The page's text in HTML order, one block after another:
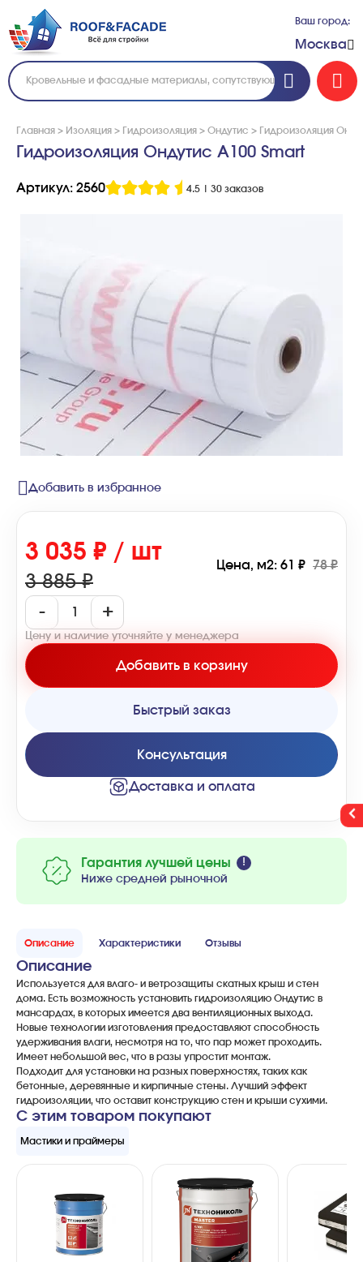
Ваш город:
Москва
Главная > Изоляция > Гидроизоляция > Ондутис > Гидроизоляция
Гидроизоляция Ондутис А100 Smart
Артикул: 2560 4.5 30 заказов
Добавить в избранное
Гарантия лучшей цены
Ниже средней рыночной
3 035 ₽ / шт
3 885 ₽
Цена, м2: 61 ₽ 78 ₽
- +
Цену и наличие уточняйте у менеджера
Добавить в корзину
Быстрый заказ
Консультация
Доставка и оплата
Описание Характеристики Отзывы
Описание
Используется для влаго- и ветрозащиты скатных крыш и стен
дома. Есть возможность установить гидроизоляцию Ондутис в
мансардах, в которых имеется два вентиляционных выхода.
Новые технологии изготовления предоставляют способность
удерживания влаги, несмотря на то, что пар может проходить.
Имеет небольшой вес, что в разы упростит монтаж.
Подходит для установки на разных поверхностях, таких как
бетонные, деревянные и кирпичные стены. Лучший эффект
гидроизоляции, что оставит конструкцию стен и крыши сухими.
С этим товаром покупают
Мастики и праймеры